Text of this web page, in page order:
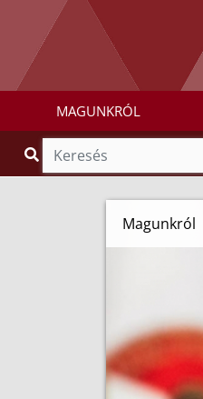
MAGUNKRÓL
Magunkról